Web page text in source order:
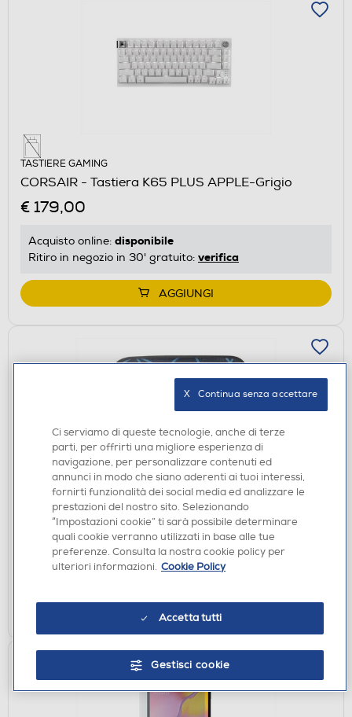
TASTIERE GAMING
CORSAIR - Tastiera K65 PLUS APPLE-Grigio
€ 179,00
Acquisto online: disponibile
Ritiro in negozio in 30' gratuito: verifica
AGGIUNGI
BORSE E CUSTODIE
TUCANO - COMPATTO POCHETTE MENDINI-Nero
€ 6,99
Acquisto online:disponibile
Ritiro in negozio:non disponibile
Ci serviamo di queste tecnologie, anche di terze
parti, per offrirti una migliore esperienza di
navigazione, per personalizzare contenuti ed
annunci in modo che siano aderenti ai tuoi interessi,
fornirti funzionalità dei social media ed analizzare le
prestazioni del nostro sito. Selezionando
“Impostazioni cookie” ti sarà possibile determinare
quali cookie verranno utilizzati in base alle tue
preferenze. Consulta la nostra cookie policy per
ulteriori informazioni. Cookie Policy
Accetta tutti
Gestisci cookie
X   Continua senza accettare